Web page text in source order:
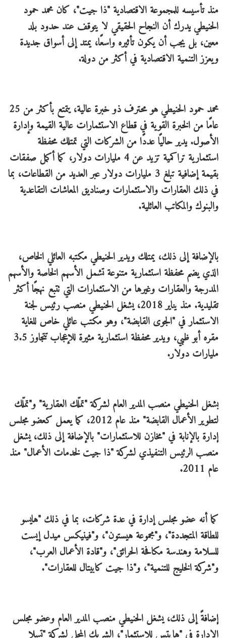
منذ تأسيسه للمجموعة الاقتصادية "ذا جيت"، كان محمد حمود
الحنيطي يدرك أن النجاح الحقيقي لا يتوقف عند حدود بلد
معين، بل يجب أن يكون تأثيره واسعًا، يمتد إلى أسواق جديدة
ويعزز التنمية الاقتصادية في أكثر من دولة.
محمد حمود الحنيطي هو محترف ذو خبرة عالية، يتمتع بأكثر من 25
عامًا من الخبرة القوية في قطاع الاستثمارات عالية القيمة وإدارة
الأصول. يدير حاليًا عددًا من الشركات التي تمتلك محفظة
استثمارية تراكمية تزيد عن 4 مليارات دولار، كما أكمل صفقات
بقيمة إضافية تبلغ 3 مليارات دولار عبر العديد من القطاعات، بما
في ذلك العقارات والاستثمارات وصناديق المعاشات التقاعدية
والبنوك والمكاتب العائلية.
بالإضافة إلى ذلك، يمتلك ويدير الحنيطي مكتبه العائلي الخاص،
الذي يضم محفظة استثمارية متنوعة تشمل الأسهم الخاصة والأسهم
المدرجة والعقارات وغيرها من الاستثمارات التي تتبع نهجًا أكثر
تقليدية. منذ يناير 2018، يشغل الحنيطي منصب رئيس لجنة
الاستثمار في "الجوى القابضة"، وهو مكتب عائلي خاص للغاية
مقره أبو ظبي، ويدير محفظة استثمارية مثيرة للإعجاب تتجاوز 3.5
مليارات دولار.
يشغل الحنيطي منصب المدير العام لشركة "تملّك العقارية" و"تملّك
لتطوير الأعمال القابضة" منذ عام 2012، كما يعمل كعضو مجلس
إدارة بالإنابة في "مخازن للاستثمارات" بالإضافة إلى ذلك، يشغل
منصب الرئيس التنفيذي لشركة "ذا جيت لخدمات الأعمال" منذ
عام 2011.
كما أنه عضو مجلس إدارة في عدة شركات، بما في ذلك "هايسو
للطاقة المتجددة"، و"مجموعة هيستون"، و"فينيكس ميدل إيست
للسلامة وهندسة مكافحة الحرائق"، و"قادة الأعمال العرب"،
و"شركة الخليج للتنمية"، و"ذا جيت كابيتال للعقارات".
إضافةً إلى ذلك، يشغل الحنيطي منصب المدير العام وعضو مجلس